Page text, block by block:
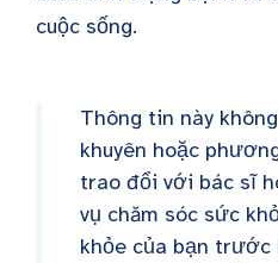
cuộc sống.
Thông tin này
khuyên hoặc
trao đổi với bác sĩ
vụ chăm sóc sức
khỏe của bạn